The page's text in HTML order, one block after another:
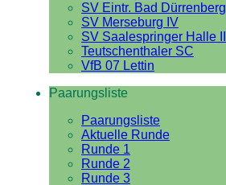
SV Eintr. Bad Dürrenberg
SV Merseburg IV
SV Saalespringer Halle III
Teutschenthaler SC
VfB 07 Lettin
Paarungsliste
Paarungsliste
Aktuelle Runde
Runde 1
Runde 2
Runde 3